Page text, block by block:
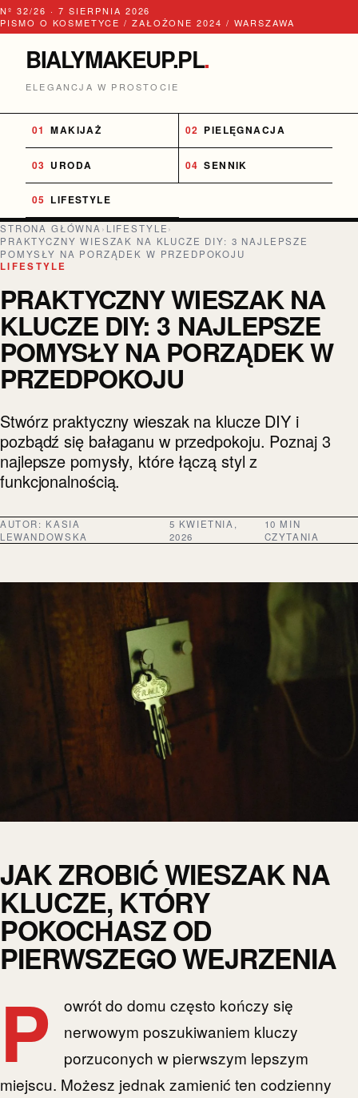
Nº 32/26 · 7 SIERPNIA 2026
PISMO O KOSMETYCE / ZAŁOŻONE 2024 / WARSZAWA
BIALYMAKEUP.PL.
ELEGANCJA W PROSTOCIE
MAKIJAŻ PIELĘGNACJA
URODA SENNIK
LIFESTYLE
STRONA GŁÓWNA› LIFESTYLE›
PRAKTYCZNY WIESZAK NA KLUCZE DIY: 3 NAJLEPSZE
POMYSŁY NA PORZĄDEK W PRZEDPOKOJU
LIFESTYLE
PRAKTYCZNY WIESZAK NA
KLUCZE DIY: 3 NAJLEPSZE
POMYSŁY NA PORZĄDEK W
PRZEDPOKOJU
Stwórz praktyczny wieszak na klucze DIY i
pozbądź się bałaganu w przedpokoju. Poznaj 3
najlepsze pomysły, które łączą styl z
funkcjonalnością.
AUTOR: KASIA
LEWANDOWSKA
5 KWIETNIA,
2026
10 MIN
CZYTANIA
JAK ZROBIĆ WIESZAK NA
KLUCZE, KTÓRY
POKOCHASZ OD
PIERWSZEGO WEJRZENIA
P
owrót do domu często kończy się
nerwowym poszukiwaniem kluczy
porzuconych w pierwszym lepszym
miejscu. Możesz jednak zamienić ten codzienny